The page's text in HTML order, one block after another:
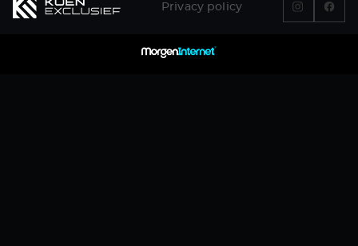
Privacy policy